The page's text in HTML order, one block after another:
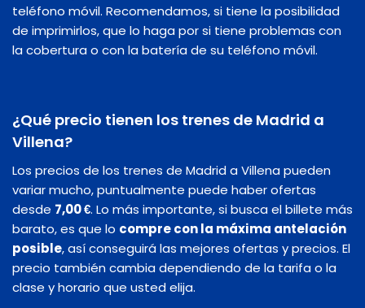
teléfono móvil. Recomendamos, si tiene la posibilidad
de imprimirlos, que lo haga por si tiene problemas con
la cobertura o con la batería de su teléfono móvil.
¿Qué precio tienen los trenes de Madrid a
Villena?
Los precios de los trenes de Madrid a Villena pueden
variar mucho, puntualmente puede haber ofertas
desde 7,00 €. Lo más importante, si busca el billete más
barato, es que lo compre con la máxima antelación
posible, así conseguirá las mejores ofertas y precios. El
precio también cambia dependiendo de la tarifa o la
clase y horario que usted elija.